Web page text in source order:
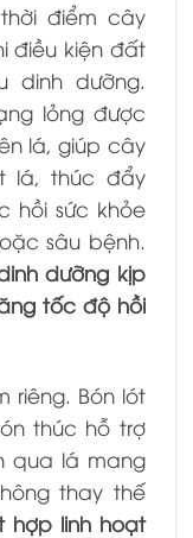
điểm cây
điều kiện đất
dinh dưỡng.
lỏng được
lá, giúp cây
lá, thúc đẩy
hồi sức khỏe
sâu bệnh.
dưỡng kịp
tốc độ hồi
riêng. Bón lót
thúc hỗ trợ
qua lá mang
thay thế
hợp linh hoạt